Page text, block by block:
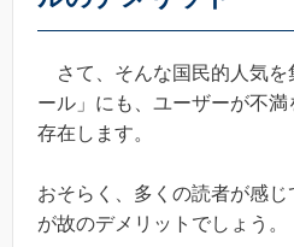
さて、そんな国民的人気を
ール」にも、ユーザーが不
存在します。
おそらく、多くの読者が感じ
が故のデメリットでしょう。